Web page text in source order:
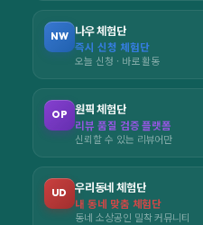
NW 나우 체험단
즉시 신청 체험단
오늘 신청 · 바로 활동
OP 원픽 체험단
리뷰 품질 검증 플랫폼
신뢰할 수 있는 리뷰어만
UD 우리동네 체험단
내 동네 맞춤 체험단
동네 소상공인 밀착 커뮤니티